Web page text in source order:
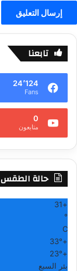
تابعنا
24٬124
Fans
0
متابعون
حالة الطقس
+
31
°
C
+
33°
+
23°
بئر السبع